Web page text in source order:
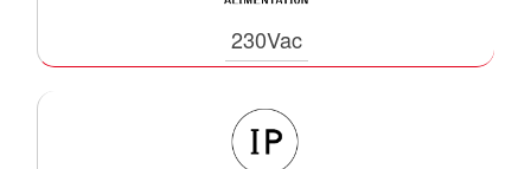
230Vac